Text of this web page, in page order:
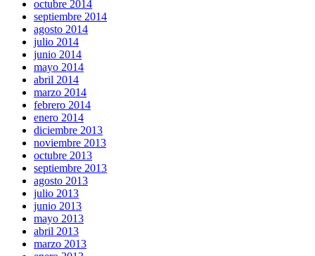
octubre 2014
septiembre 2014
agosto 2014
julio 2014
junio 2014
mayo 2014
abril 2014
marzo 2014
febrero 2014
enero 2014
diciembre 2013
noviembre 2013
octubre 2013
septiembre 2013
agosto 2013
julio 2013
junio 2013
mayo 2013
abril 2013
marzo 2013